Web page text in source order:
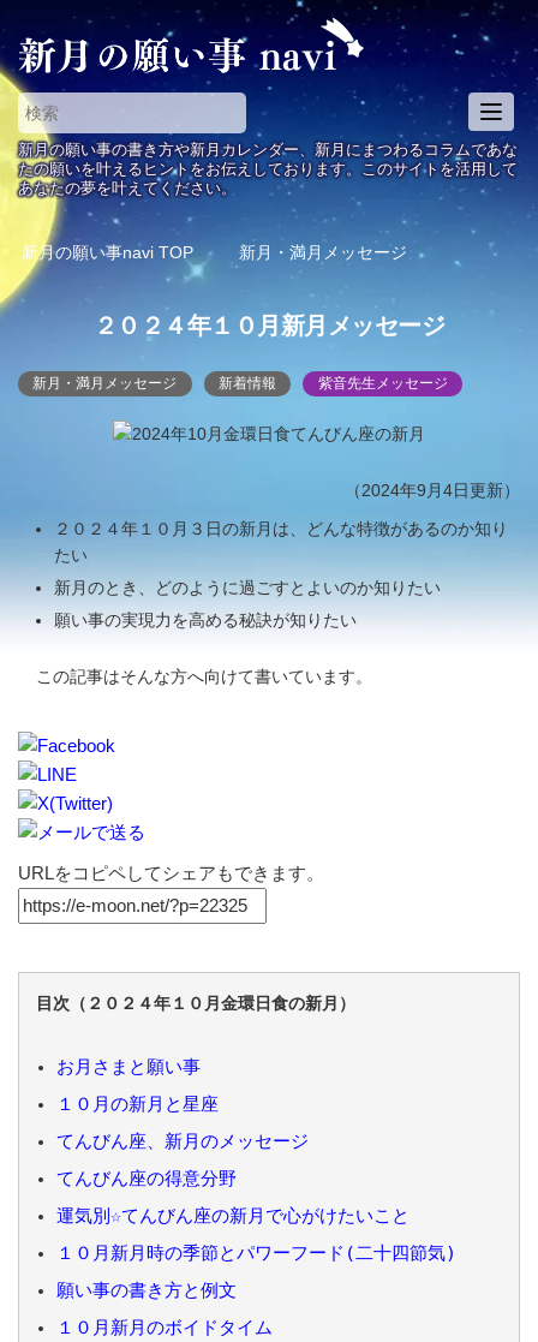
T
o
g
g
e
o
新月の願い事の書き方や新月カレンダー、新月にまつわるコラムであな
たの願いを叶えるヒントをお伝えしております。このサイトを活用して
あなたの夢を叶えてください。
新月の願い事navi TOP 新月・満月メッセージ
２０２４年１０月新月メッセージ
新月・満月メッセージ 新着情報 紫音先生メッセージ
（2024年9月4日更新）
２０２４年１０月３日の新月は、どんな特徴があるのか知り
たい
新月のとき、どのように過ごすとよいのか知りたい
願い事の実現力を高める秘訣が知りたい
この記事はそんな方へ向けて書いています。
URLをコピペしてシェアもできます。
目次（２０２４年１０月金環日食の新月）
お月さまと願い事
１０月の新月と星座
てんびん座、新月のメッセージ
てんびん座の得意分野
運気別☆てんびん座の新月で心がけたいこと
１０月新月時の季節とパワーフード(二十四節気)
願い事の書き方と例文
１０月新月のボイドタイム